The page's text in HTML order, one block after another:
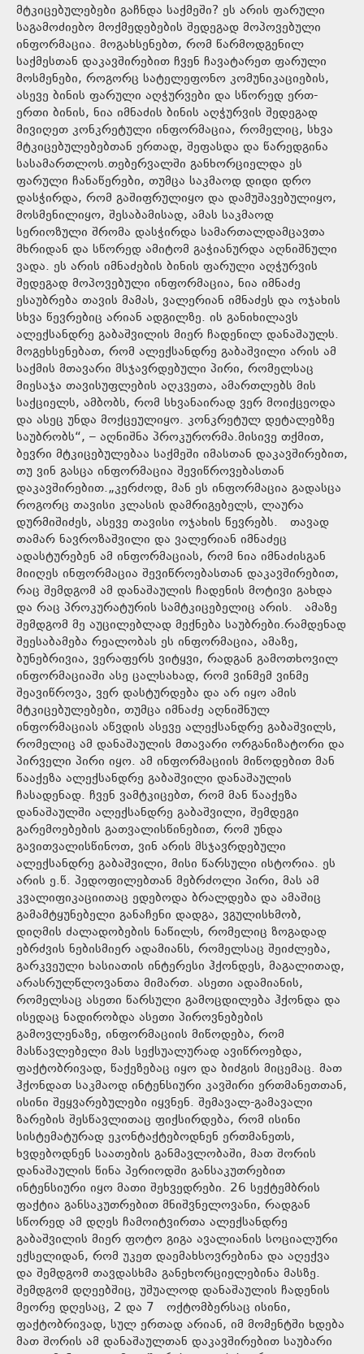
მტკიცებულებები გაჩნდა საქმეში? ეს არის ფარული
საგამოძიებო მოქმედებების შედეგად მოპოვებული
ინფორმაცია. მოგახსენებთ, რომ წარმოდგენილ
საქმესთან დაკავშირებით ჩვენ ჩავატარეთ ფარული
მოსმენები, როგორც სატელეფონო კომუნიკაციების,
ასევე ბინის ფარული აღჭურვები და სწორედ ერთ-
ერთი ბინის, ნია იმნაძის ბინის აღჭურვის შედეგად
მივიღეთ კონკრეტული ინფორმაცია, რომელიც, სხვა
მტკიცებულებებთან ერთად, შეფასდა და წარედგინა
სასამართლოს.თებერვალში განხორციელდა ეს
ფარული ჩანაწერები, თუმცა საკმაოდ დიდი დრო
დასჭირდა, რომ გაშიფრულიყო და დამუშავებულიყო,
მოსმენილიყო, შესაბამისად, ამას საკმაოდ
სერიოზული შრომა დასჭირდა სამართალდამცავთა
მხრიდან და სწორედ ამიტომ გაჭიანურდა აღნიშნული
ვადა. ეს არის იმნაძების ბინის ფარული აღჭურვის
შედეგად მოპოვებული ინფორმაცია, ნია იმნაძე
ესაუბრება თავის მამას, ვალერიან იმნაძეს და ოჯახის
სხვა წევრებიც არიან ადგილზე. ის განიხილავს
ალექსანდრე გაბაშვილის მიერ ჩადენილ დანაშაულს.
მოგეხსენებათ, რომ ალექსანდრე გაბაშვილი არის ამ
საქმის მთავარი მსჯავრდებული პირი, რომელსაც
მიესაჯა თავისუფლების აღკვეთა, ამართლებს მის
საქციელს, ამბობს, რომ სხვანაირად ვერ მოიქცეოდა
და ასეც უნდა მოქცეულიყო. კონკრეტულ დეტალებზე
საუბრობს“, – აღნიშნა პროკურორმა.მისივე თქმით,
ბევრი მტკიცებულებაა საქმეში იმასთან დაკავშირებით,
თუ ვინ გასცა ინფორმაცია შევიწროვებასთან
დაკავშირებით.„კერძოდ, მან ეს ინფორმაცია გადასცა
როგორც თავისი კლასის დამრიგებელს, ლაურა
დურმიშიძეს, ასევე თავისი ოჯახის წევრებს. თავად
თამარ ნავროზაშვილი და ვალერიან იმნაძეც
ადასტურებენ ამ ინფორმაციას, რომ ნია იმნაძისგან
მიიღეს ინფორმაცია შევიწროებასთან დაკავშირებით,
რაც შემდგომ ამ დანაშაულის ჩადენის მოტივი გახდა
და რაც პროკურატურის სამტკიცებელიც არის. ამაზე
შემდგომ მე აუცილებლად მექნება საუბრები.რამდენად
შეესაბამება რეალობას ეს ინფორმაცია, ამაზე,
ბუნებრივია, ვერაფერს ვიტყვი, რადგან გამოთხოვილ
ინფორმაციაში ასე ცალსახად, რომ ვინმემ ვინმე
შეავიწროვა, ვერ დასტურდება და არ იყო ამის
მტკიცებულებები, თუმცა იმნაძე აღნიშნულ
ინფორმაციას აწვდის ასევე ალექსანდრე გაბაშვილს,
რომელიც ამ დანაშაულის მთავარი ორგანიზატორი და
პირველი პირი იყო. ამ ინფორმაციის მიწოდებით მან
წააქეზა ალექსანდრე გაბაშვილი დანაშაულის
ჩასადენად. ჩვენ ვამტკიცებთ, რომ მან წააქეზა
დანაშაულში ალექსანდრე გაბაშვილი, შემდეგი
გარემოებების გათვალისწინებით, რომ უნდა
გავითვალისწინოთ, ვინ არის მსჯავრდებული
ალექსანდრე გაბაშვილი, მისი წარსული ისტორია. ეს
არის ე.წ. პედოფილებთან მებრძოლი პირი, მას ამ
კვალიფიკაციითაც ედებოდა ბრალდება და ამაშიც
გამამტყუნებელი განაჩენი დადგა, ვგულისხმობ,
დიღმის ძალადობების ნაწილს, რომელიც ზოგადად
ებრძვის ნებისმიერ ადამიანს, რომელსაც შეიძლება,
გარკვეული ხასიათის ინტერესი ჰქონდეს, მაგალითად,
არასრულწლოვანთა მიმართ. ასეთი ადამიანის,
რომელსაც ასეთი წარსული გამოცდილება ჰქონდა და
ისედაც ნადირობდა ასეთი პიროვნებების
გამოვლენაზე, ინფორმაციის მიწოდება, რომ
მასწავლებელი მას სექსუალურად ავიწროებდა,
ფაქტობრივად, წაქეზებაც იყო და ბიძგის მიცემაც. მათ
ჰქონდათ საკმაოდ ინტენსიური კავშირი ერთმანეთთან,
ისინი შეყვარებულები იყვნენ. შემავალ-გამავალი
ზარების შესწავლითაც ფიქსირდება, რომ ისინი
სისტემატურად ეკონტაქტებოდნენ ერთმანეთს,
ხვდებოდნენ საათების განმავლობაში, მათ შორის
დანაშაულის წინა პერიოდში განსაკუთრებით
ინტენსიური იყო მათი შეხვედრები. 26 სექტემბრის
ფაქტია განსაკუთრებით მნიშვნელოვანი, რადგან
სწორედ ამ დღეს ჩამოიტვირთა ალექსანდრე
გაბაშვილის მიერ ფოტო გიგა ავალიანის სოციალური
ექსელიდან, რომ უკეთ დაემახსოვრებინა და აღექვა
და შემდგომ თავდასხმა განეხორციელებინა მასზე.
შემდგომ დღეებშიც, უშუალოდ დანაშაულის ჩადენის
მეორე დღესაც, 2 და 7 ოქტომბერსაც ისინი,
ფაქტობრივად, სულ ერთად არიან, იმ მომენტში ხდება
მათ შორის ამ დანაშაულთან დაკავშირებით საუბარი